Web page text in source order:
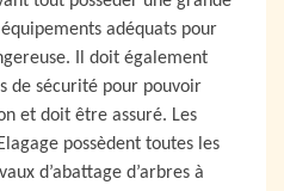
adéquats pour
Il doit également
de sécurité pour pouvoir
et doit être assuré. Les
possèdent toutes les
d’abattage d’arbres à